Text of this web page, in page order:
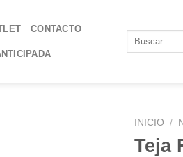
CONTACTO
INICIO /
Teja